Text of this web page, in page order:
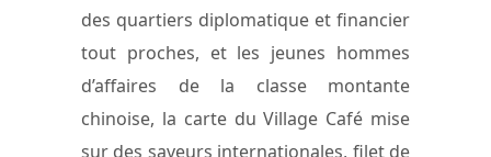
des quartiers diplomatique et financier
tout proches, et les jeunes hommes
d’affaires de la classe montante
chinoise, la carte du Village Café mise
sur des saveurs internationales, filet de